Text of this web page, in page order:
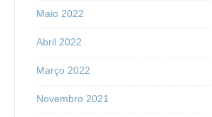
Maio 2022
Abril 2022
Março 2022
Novembro 2021